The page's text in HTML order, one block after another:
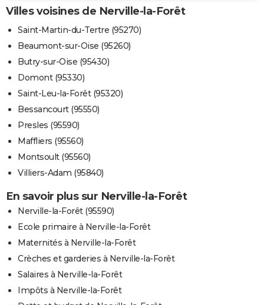
Villes voisines de Nerville-la-Forêt
Saint-Martin-du-Tertre (95270)
Beaumont-sur-Oise (95260)
Butry-sur-Oise (95430)
Domont (95330)
Saint-Leu-la-Forêt (95320)
Bessancourt (95550)
Presles (95590)
Maffliers (95560)
Montsoult (95560)
Villiers-Adam (95840)
En savoir plus sur Nerville-la-Forêt
Nerville-la-Forêt (95590)
Ecole primaire à Nerville-la-Forêt
Maternités à Nerville-la-Forêt
Crèches et garderies à Nerville-la-Forêt
Salaires à Nerville-la-Forêt
Impôts à Nerville-la-Forêt